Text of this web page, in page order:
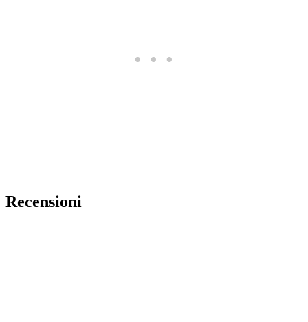
Recensioni